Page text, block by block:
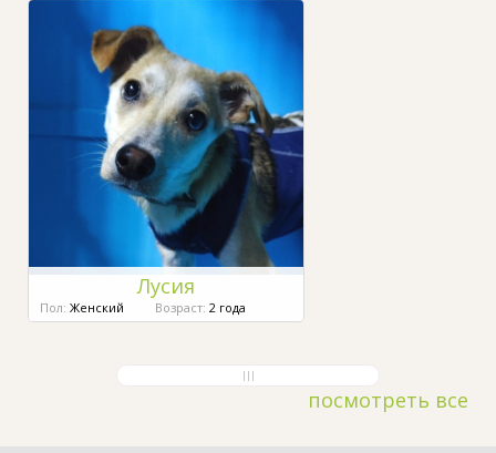
Лусия
Пол: Женский Возраст: 2 года
посмотреть все